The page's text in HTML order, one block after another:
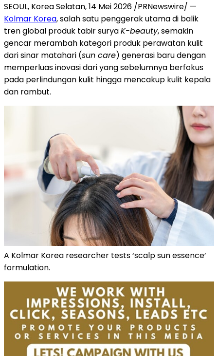
SEOUL, Korea Selatan, 14 Mei 2026 /PRNewswire/ —
Kolmar Korea, salah satu penggerak utama di balik
tren global produk tabir suryaK-beauty, semakin
gencar merambah kategori produk perawatan kulit
dari sinar matahari (sun care) generasi baru dengan
memperluas inovasi dari yang sebelumnya berfokus
pada perlindungan kulit hingga mencakup kulit kepala
dan rambut.
A Kolmar Korea researcher tests ‘scalp sun essence’
formulation.